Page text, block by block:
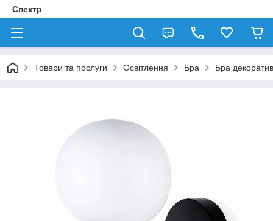
Спектр
Товари та послуги Освітлення Бра Бра